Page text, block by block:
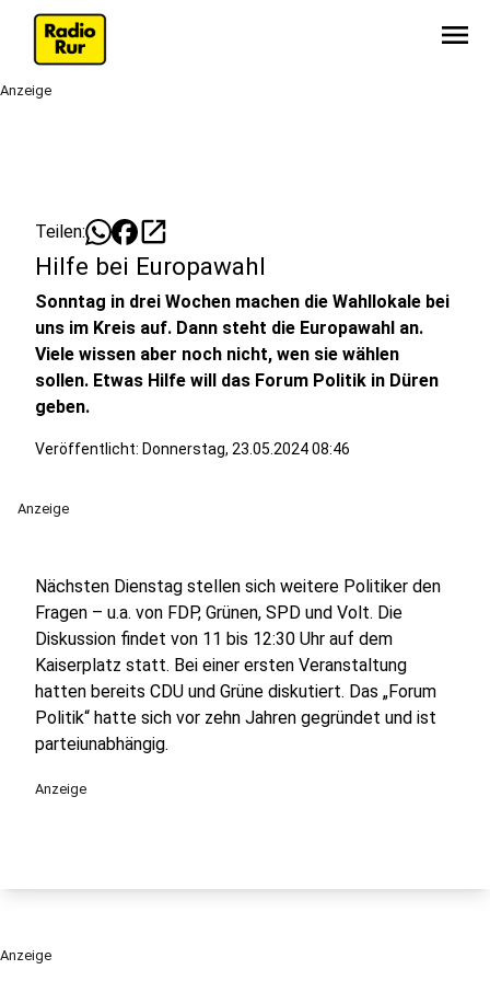
menu
Anzeige
Teilen: open_in_new
Hilfe bei Europawahl
Sonntag in drei Wochen machen die Wahllokale bei
uns im Kreis auf. Dann steht die Europawahl an.
Viele wissen aber noch nicht, wen sie wählen
sollen. Etwas Hilfe will das Forum Politik in Düren
geben.
Veröffentlicht: Donnerstag, 23.05.2024 08:46
Anzeige
Nächsten Dienstag stellen sich weitere Politiker den
Fragen – u.a. von FDP, Grünen, SPD und Volt. Die
Diskussion findet von 11 bis 12:30 Uhr auf dem
Kaiserplatz statt. Bei einer ersten Veranstaltung
hatten bereits CDU und Grüne diskutiert. Das „Forum
Politik“ hatte sich vor zehn Jahren gegründet und ist
parteiunabhängig.
Anzeige
Anzeige